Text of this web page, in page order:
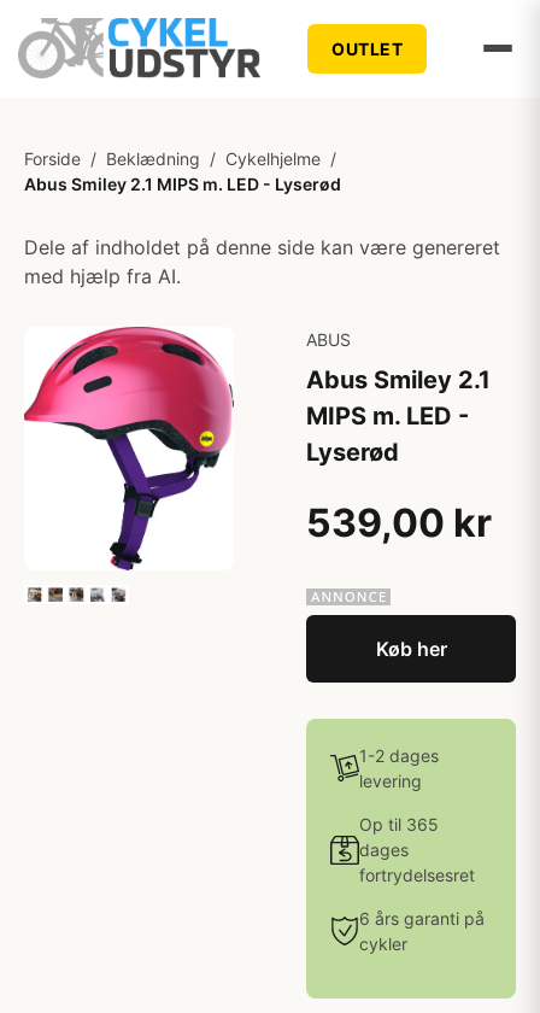
OUTLET
Forside / Beklædning / Cykelhjelme /
Abus Smiley 2.1 MIPS m. LED - Lyserød
Dele af indholdet på denne side kan være genereret
med hjælp fra AI.
ABUS
Abus Smiley 2.1
MIPS m. LED -
Lyserød
539,00 kr
Køb her
1-2 dages
levering
Op til 365
dages
fortrydelsesret
6 års garanti på
cykler